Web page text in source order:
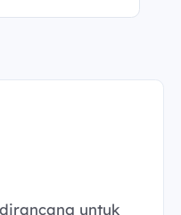
untuk